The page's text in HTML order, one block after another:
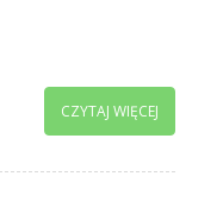
CZYTAJ WIĘCEJ